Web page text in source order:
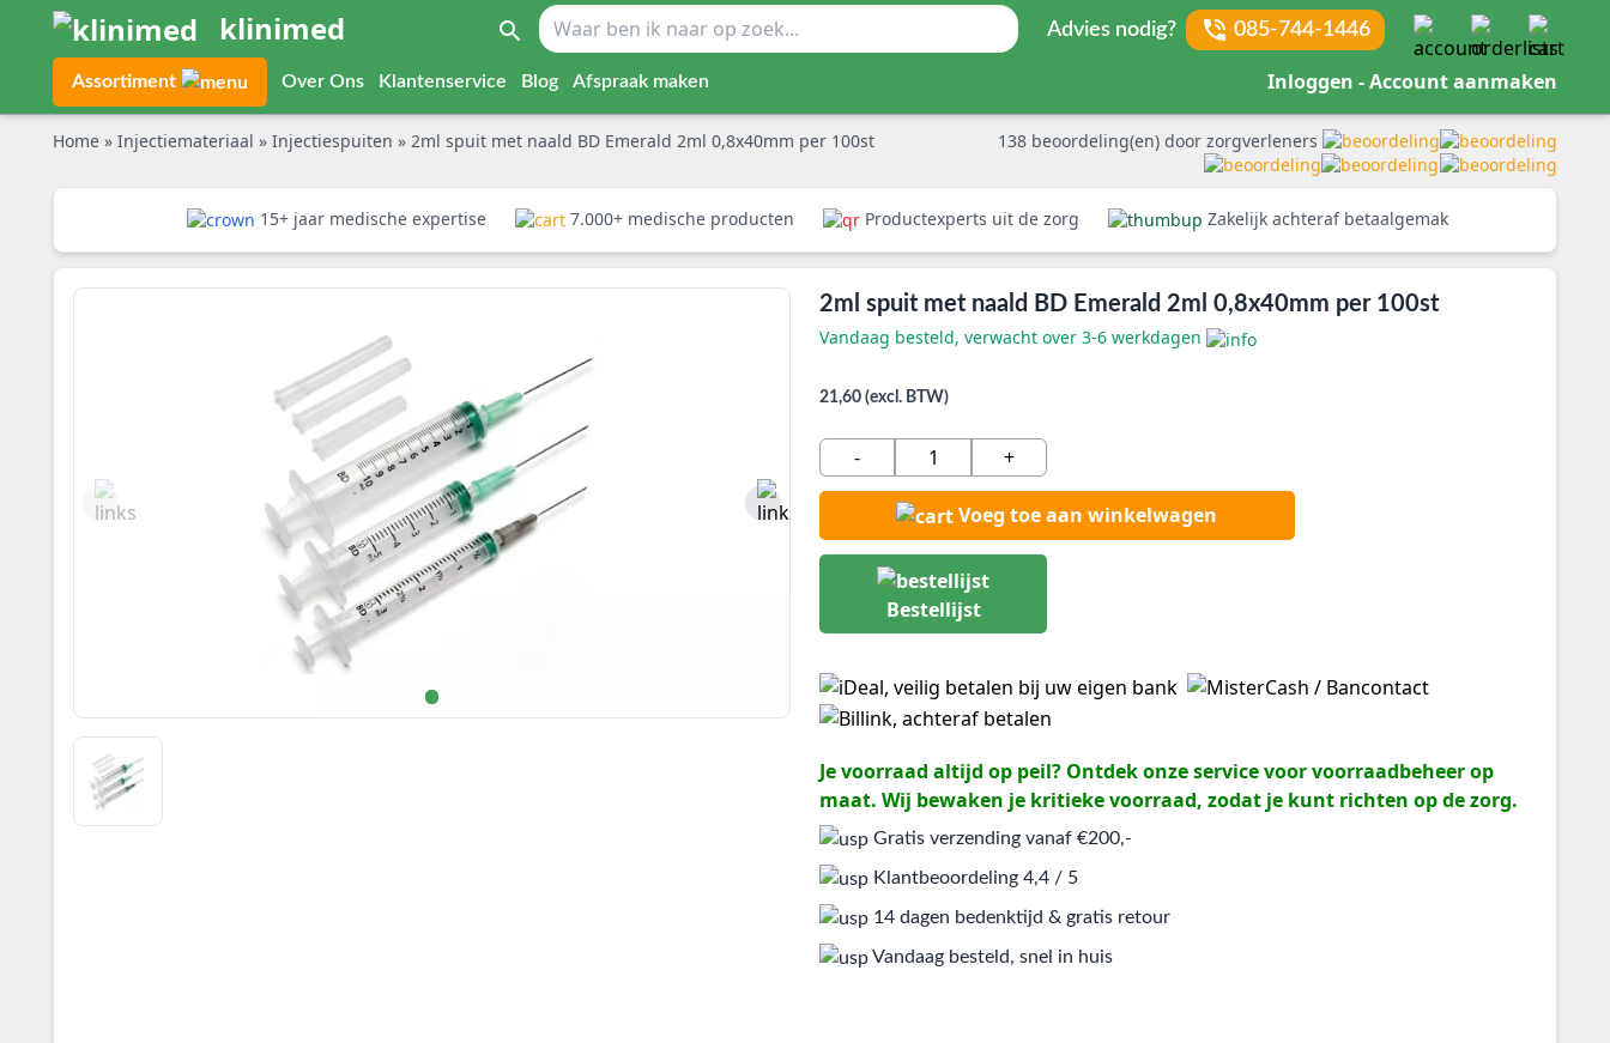
klinimed Advies nodig? 085-744-1446
Assortiment Over Ons Klantenservice Blog Afspraak maken Inloggen - Account aanmaken
Home » Injectiemateriaal » Injectiespuiten » 2ml spuit met naald BD Emerald 2ml 0,8x40mm per 100st 138 beoordeling(en) door zorgverleners
15+ jaar medische expertise 7.000+ medische producten Productexperts uit de zorg Zakelijk achteraf betaalgemak
2ml spuit met naald BD Emerald 2ml 0,8x40mm per 100st
Vandaag besteld, verwacht over 3-6 werkdagen
21,60 (excl. BTW)
- +
Voeg toe aan winkelwagen
Bestellijst
Je voorraad altijd op peil? Ontdek onze service voor voorraadbeheer op
maat. Wij bewaken je kritieke voorraad, zodat je kunt richten op de zorg.
Gratis verzending vanaf €200,-
Klantbeoordeling 4,4 / 5
14 dagen bedenktijd & gratis retour
Vandaag besteld, snel in huis